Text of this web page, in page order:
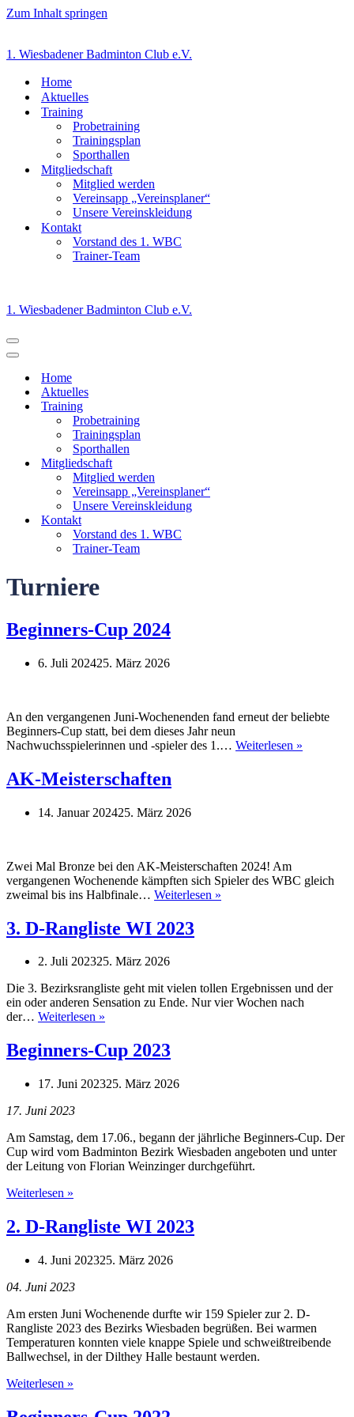
Zum Inhalt springen
1. Wiesbadener Badminton Club e.V.
Home
Aktuelles
Training
Probetraining
Trainingsplan
Sporthallen
Mitgliedschaft
Mitglied werden
Vereinsapp „Vereinsplaner“
Unsere Vereinskleidung
Kontakt
Vorstand des 1. WBC
Trainer-Team
1. Wiesbadener Badminton Club e.V.
Navigationsmenü
Navigationsmenü
Home
Aktuelles
Training
Probetraining
Trainingsplan
Sporthallen
Mitgliedschaft
Mitglied werden
Vereinsapp „Vereinsplaner“
Unsere Vereinskleidung
Kontakt
Vorstand des 1. WBC
Trainer-Team
Turniere
Beginners-Cup 2024
6. Juli 202425. März 2026
An den vergangenen Juni-Wochenenden fand erneut der beliebte
Beginners-Cup statt, bei dem dieses Jahr neun
Nachwuchsspielerinnen und -spieler des 1.… Weiterlesen »
AK-Meisterschaften
14. Januar 202425. März 2026
Zwei Mal Bronze bei den AK-Meisterschaften 2024! Am
vergangenen Wochenende kämpften sich Spieler des WBC gleich
zweimal bis ins Halbfinale… Weiterlesen »
3. D-Rangliste WI 2023
2. Juli 202325. März 2026
Die 3. Bezirksrangliste geht mit vielen tollen Ergebnissen und der
ein oder anderen Sensation zu Ende. Nur vier Wochen nach
der… Weiterlesen »
Rangliste
WI
Beginners-Cup 2023
17. Juni 202325. März 2026
17. Juni 2023
Am Samstag, dem 17.06., begann der jährliche Beginners-Cup. Der
Cup wird vom Badminton Bezirk Wiesbaden angeboten und unter
der Leitung von Florian Weinzinger durchgeführt.
Weiterlesen »
2023
2. D-Rangliste WI 2023
4. Juni 202325. März 2026
04. Juni 2023
Am ersten Juni Wochenende durfte wir 159 Spieler zur 2. D-
Rangliste 2023 des Bezirks Wiesbaden begrüßen. Bei warmen
Temperaturen konnten viele knappe Spiele und schweißtreibende
Ballwechsel, in der Dilthey Halle bestaunt werden.
Weiterlesen »
Rangliste